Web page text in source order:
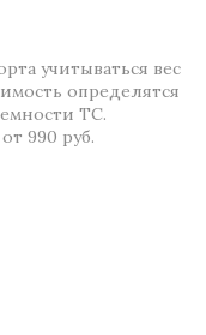
учитываться вес
определятся
ТС.
990 руб.